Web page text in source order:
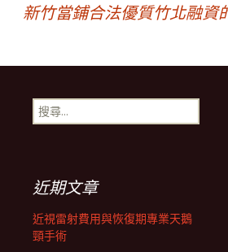
章
導
航
列
新竹當鋪合法優質竹北融資
搜
尋
近期文章
近視雷射費用與恢復期專業天鵝
頸手術